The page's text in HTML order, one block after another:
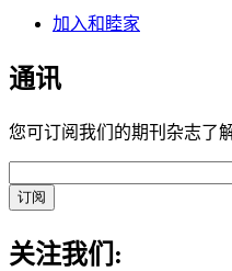
加入和睦家
通讯
您可订阅我们的期刊杂志了
关注我们: